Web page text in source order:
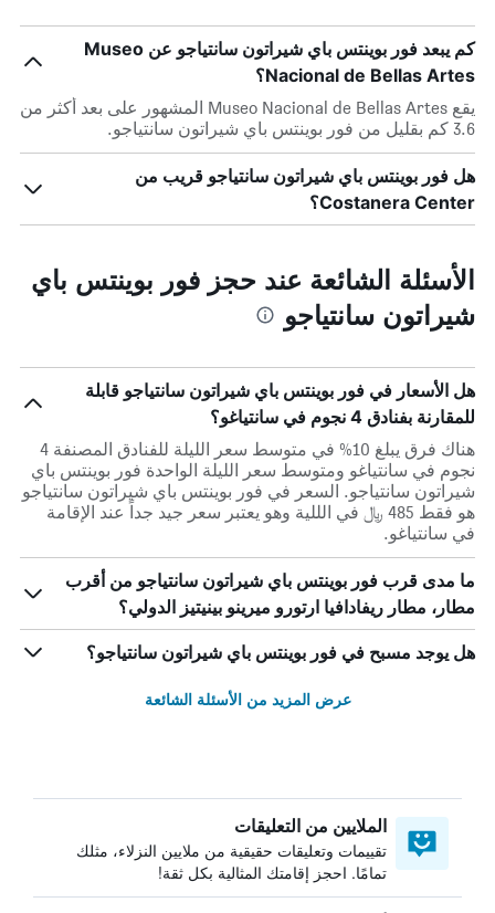
كم يبعد فور بوينتس باي شيراتون سانتياجو عن Museo
Nacional de Bellas Artes؟
يقع Museo Nacional de Bellas Artes المشهور على بعد أكثر من
3.6 كم بقليل من فور بوينتس باي شيراتون سانتياجو.
هل فور بوينتس باي شيراتون سانتياجو قريب من
Costanera Center؟
الأسئلة الشائعة عند حجز فور بوينتس باي
شيراتون سانتياجو
هل الأسعار في فور بوينتس باي شيراتون سانتياجو قابلة
للمقارنة بفنادق 4 نجوم في سانتياغو؟
هناك فرق يبلغ 10% في متوسط ​​سعر الليلة للفنادق المصنفة 4
نجوم في سانتياغو ومتوسط ​​سعر الليلة الواحدة فور بوينتس باي
شيراتون سانتياجو. السعر في فور بوينتس باي شيراتون سانتياجو
هو فقط 485 ﷼ في الللية وهو يعتبر سعر جيد جداً عند الإقامة
في سانتياغو.
ما مدى قرب فور بوينتس باي شيراتون سانتياجو من أقرب
مطار، مطار ريفادافيا ارتورو ميرينو بينيتيز الدولي؟
هل يوجد مسبح في فور بوينتس باي شيراتون سانتياجو؟
عرض المزيد من الأسئلة الشائعة
الملايين من التعليقات
تقييمات وتعليقات حقيقية من ملايين النزلاء، مثلك
تمامًا. احجز إقامتك المثالية بكل ثقة!